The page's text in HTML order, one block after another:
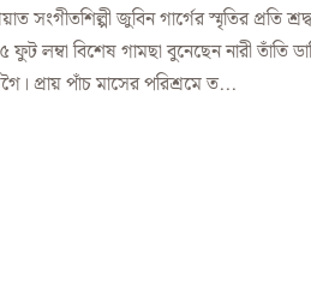
সংগীতশিল্পী জুবিন গার্গের স্মৃতির প্রতি
ফুট লম্বা বিশেষ গামছা বুনেছেন নারী তাঁতি
প্রায় পাঁচ মাসের পরিশ্রমে ত...